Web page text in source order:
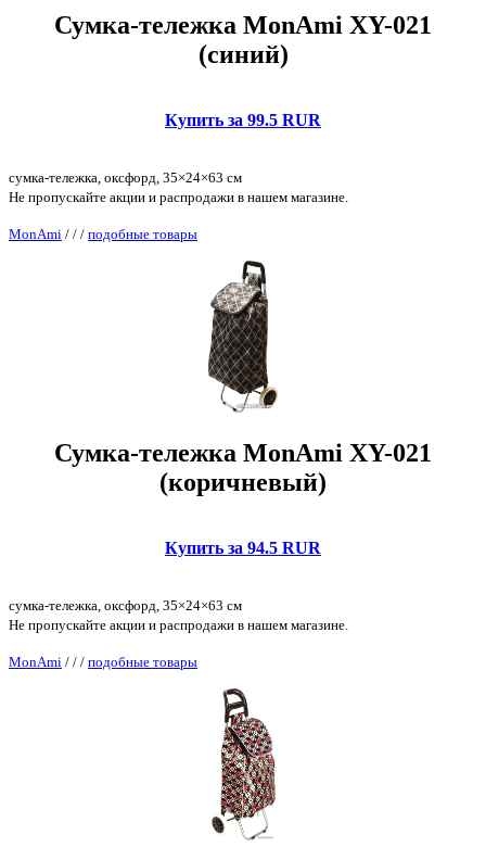
Сумка-тележка MonAmi XY-021
(синий)
Купить за 99.5 RUR
сумка-тележка, оксфорд, 35×24×63 см
Не пропускайте акции и распродажи в нашем магазине.
MonAmi / / / подобные товары
Сумка-тележка MonAmi XY-021
(коричневый)
Купить за 94.5 RUR
сумка-тележка, оксфорд, 35×24×63 см
Не пропускайте акции и распродажи в нашем магазине.
MonAmi / / / подобные товары